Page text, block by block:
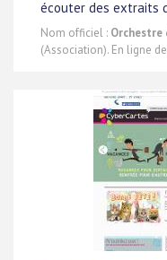
écouter des extraits
Nom officiel : Orchestre
(Association). En ligne